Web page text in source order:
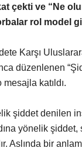
çekti ve “Ne
rol model
Karşı
düzenlenen
katıldı.
şiddet denilen
yönelik
Aslında bir